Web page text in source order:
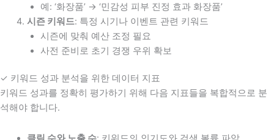
예: ‘화장품’ → ‘민감성 피부 진정 효과 화장품’
시즌 키워드: 특정 시기나 이벤트 관련 키워드
시즌에 맞춰 예산 조정 필요
사전 준비로 초기 경쟁 우위 확보
✓ 키워드 성과 분석을 위한 데이터 지표
키워드 성과를 정확히 평가하기 위해 다음 지표들을 복합적으로 분
석해야 합니다.